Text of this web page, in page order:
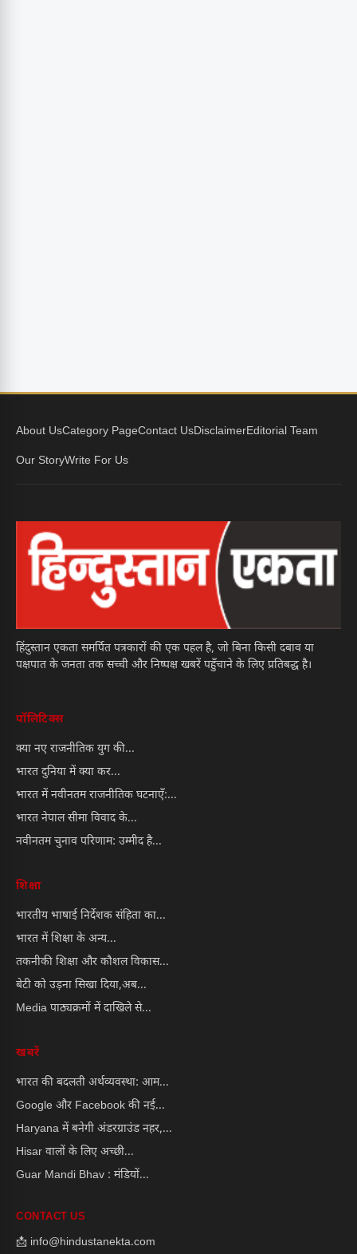
About UsCategory PageContact UsDisclaimerEditorial Team
Our StoryWrite For Us
हिंदुस्तान एकता समर्पित पत्रकारों की एक पहल है, जो बिना किसी दबाव या
पक्षपात के जनता तक सच्ची और निष्पक्ष खबरें पहुँचाने के लिए प्रतिबद्ध है।
पॉलिटिक्स
क्या नए राजनीतिक युग की...
भारत दुनिया में क्या कर...
भारत में नवीनतम राजनीतिक घटनाएँ:...
भारत नेपाल सीमा विवाद के...
नवीनतम चुनाव परिणाम: उम्मीद है...
शिक्षा
भारतीय भाषाई निर्देशक संहिता का...
भारत में शिक्षा के अन्य...
तकनीकी शिक्षा और कौशल विकास...
बेटी को उड़ना सिखा दिया,अब...
Media पाठ्यक्रमों में दाखिले से...
खबरें
भारत की बदलती अर्थव्यवस्था: आम...
Google और Facebook की नई...
Haryana में बनेगी अंडरग्राउंड नहर,...
Hisar वालों के लिए अच्छी...
Guar Mandi Bhav : मंडियों...
CONTACT US
📩 info@hindustanekta.com